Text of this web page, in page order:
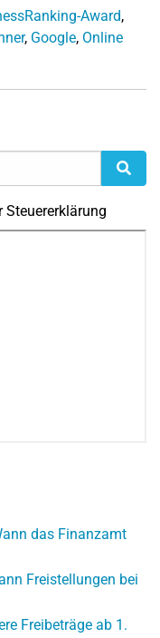
Award,
, Google, Online
Steuererklärung
das Finanzamt
Freistellungen bei
Freibeträge ab 1.